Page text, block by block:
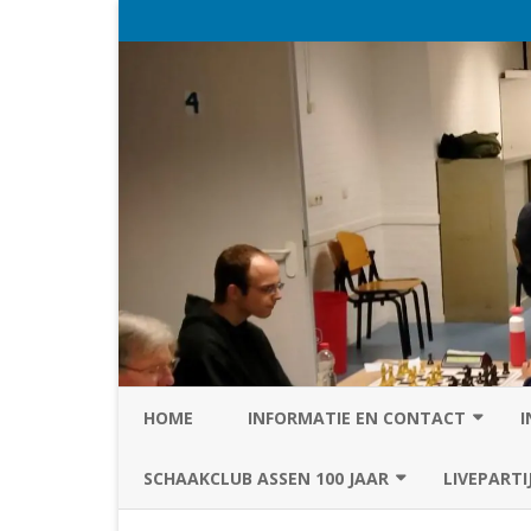
HOME INFORMATIE EN CONTACT
PRIVACY STATEMENT VAN SC
SCHAAKCLUB ASSEN 100 JAAR